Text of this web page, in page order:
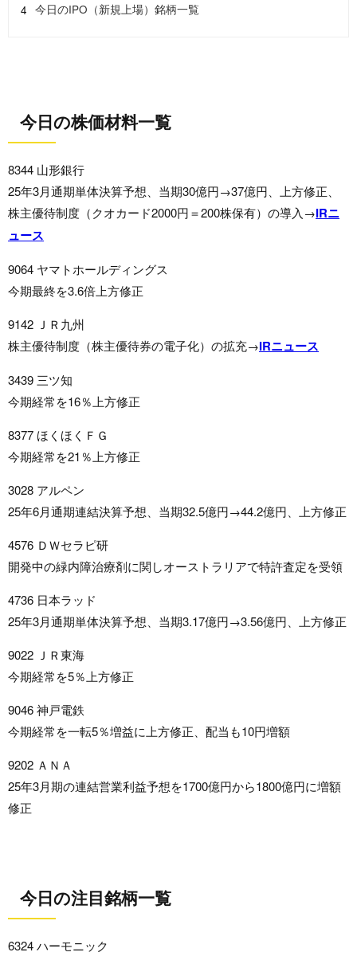
今日のIPO（新規上場）銘柄一覧
今日の株価材料一覧
8344 山形銀行
25年3月通期単体決算予想、当期30億円→37億円、上方修正、
株主優待制度（クオカード2000円＝200株保有）の導入→IRニ
ュース
9064 ヤマトホールディングス
今期最終を3.6倍上方修正
9142 ＪＲ九州
株主優待制度（株主優待券の電子化）の拡充→IRニュース
3439 三ツ知
今期経常を16％上方修正
8377 ほくほくＦＧ
今期経常を21％上方修正
3028 アルペン
25年6月通期連結決算予想、当期32.5億円→44.2億円、上方修正
4576 ＤＷセラピ研
開発中の緑内障治療剤に関しオーストラリアで特許査定を受領
4736 日本ラッド
25年3月通期単体決算予想、当期3.17億円→3.56億円、上方修正
9022 ＪＲ東海
今期経常を5％上方修正
9046 神戸電鉄
今期経常を一転5％増益に上方修正、配当も10円増額
9202 ＡＮＡ
25年3月期の連結営業利益予想を1700億円から1800億円に増額
修正
今日の注目銘柄一覧
6324 ハーモニック